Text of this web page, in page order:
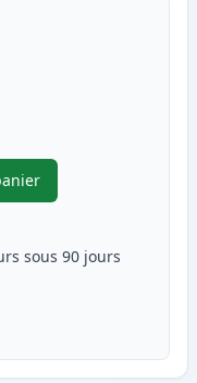
DR3100 tambour
sous 90 jours